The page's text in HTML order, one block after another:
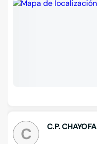
C C.P. CHAYOFA